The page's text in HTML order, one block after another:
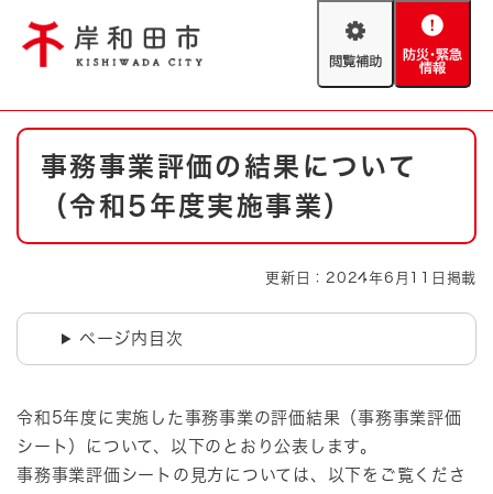
閲
助
防
緊
情
やさしい日本語
防災・緊急情報 救急・消防
ハザードマップ AED設置箇所
本
事務事業評価の結果について
（令和5年度実施事業）
更新日：2024年6月11日掲載
ページ内目次
令和5年度に実施した事務事業の評価結果（事務事業評価
シート）について、以下のとおり公表します。
事務事業評価シートの見方については、以下をご覧くださ